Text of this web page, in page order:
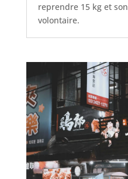
reprendre 15 kg et
volontaire.